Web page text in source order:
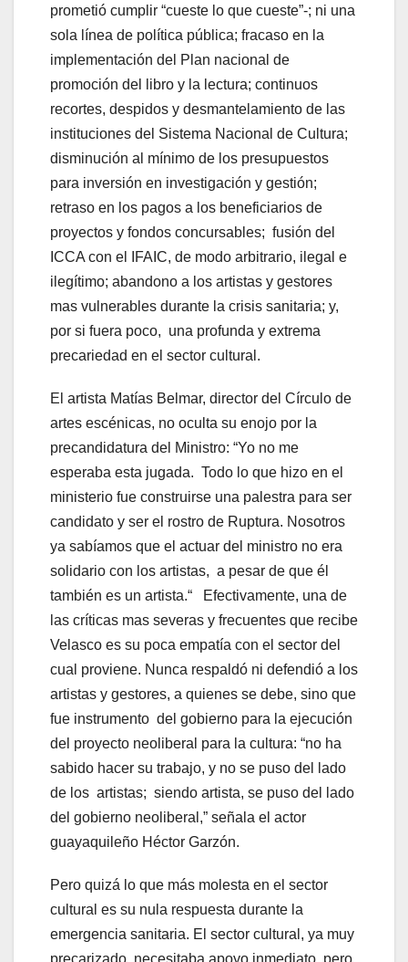
prometió cumplir “cueste lo que cueste”-; ni una
sola línea de política pública; fracaso en la
implementación del Plan nacional de
promoción del libro y la lectura; continuos
recortes, despidos y desmantelamiento de las
instituciones del Sistema Nacional de Cultura;
disminución al mínimo de los presupuestos
para inversión en investigación y gestión;
retraso en los pagos a los beneficiarios de
proyectos y fondos concursables; fusión del
ICCA con el IFAIC, de modo arbitrario, ilegal e
ilegítimo; abandono a los artistas y gestores
mas vulnerables durante la crisis sanitaria; y,
por si fuera poco, una profunda y extrema
precariedad en el sector cultural.
El artista Matías Belmar, director del Círculo de
artes escénicas, no oculta su enojo por la
precandidatura del Ministro: “Yo no me
esperaba esta jugada. Todo lo que hizo en el
ministerio fue construirse una palestra para ser
candidato y ser el rostro de Ruptura. Nosotros
ya sabíamos que el actuar del ministro no era
solidario con los artistas, a pesar de que él
también es un artista.“ Efectivamente, una de
las críticas mas severas y frecuentes que recibe
Velasco es su poca empatía con el sector del
cual proviene. Nunca respaldó ni defendió a los
artistas y gestores, a quienes se debe, sino que
fue instrumento del gobierno para la ejecución
del proyecto neoliberal para la cultura: “no ha
sabido hacer su trabajo, y no se puso del lado
de los artistas; siendo artista, se puso del lado
del gobierno neoliberal,” señala el actor
guayaquileño Héctor Garzón.
Pero quizá lo que más molesta en el sector
cultural es su nula respuesta durante la
emergencia sanitaria. El sector cultural, ya muy
precarizado, necesitaba apoyo inmediato, pero